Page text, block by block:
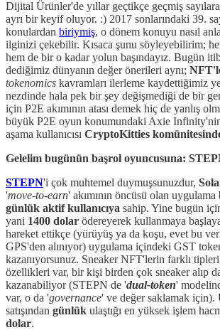
Dijital Ürünler'de yıllar geçtikçe geçmiş
ayrı bir keyif oluyor. :) 2017 sonlarındaki 39.
konulardan biriymiş, o dönem konuyu nasıl
ilginizi çekebilir. Kısaca şunu söyleyebilirim;
hem de bir o kadar yolun başındayız. Bugün
dediğimiz dünyanın değer önerileri aynı;
tokenomics kavramları ilerleme kaydettiğimiz
nezdinde hala pek bir şey değişmediği de bir
için P2E akımının atası demek hiç de yanlış
büyük P2E oyun konumundaki Axie
aşama kullanıcısı CryptoKitties
Gelelim bugünün başrol oyuncusuna:
STEPN'i çok muhtemel duymuşsunuzdur,
'move-to-earn' akımının öncüsü olan uygulama
günlük aktif kullanıcıya sahip. Yine bugün
yani 1400 dolar ödereyerek kullanmaya
hareket ettikçe (yürüyüş ya da koşu, evet bu
GPS'den alınıyor) uygulama içindeki GST
kazanıyorsunuz. Sneaker NFT'lerin farklı
özellikleri var, bir kişi birden çok sneaker alıp
kazanabiliyor (STEPN de 'dual-token'
var, o da 'governance' ve değer saklamak için).
satışından günlük ulaştığı en yüksek işlem
dolar.